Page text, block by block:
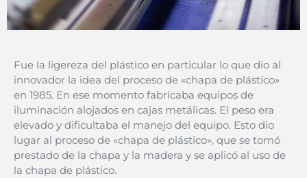
Fue la ligereza del plástico en particular lo que dio al
innovador la idea del proceso de «chapa de plástico»
en 1985. En ese momento fabricaba equipos de
iluminación alojados en cajas metálicas. El peso era
elevado y dificultaba el manejo del equipo. Esto dio
lugar al proceso de «chapa de plástico», que se tomó
prestado de la chapa y la madera y se aplicó al uso de
la chapa de plástico.